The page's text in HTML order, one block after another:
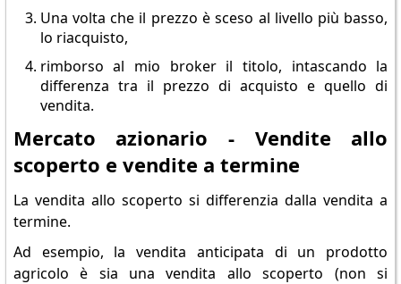
Una volta che il prezzo è sceso al livello più basso,
lo riacquisto,
rimborso al mio broker il titolo, intascando la
differenza tra il prezzo di acquisto e quello di
vendita.
Mercato azionario - Vendite allo
scoperto e vendite a termine
La vendita allo scoperto si differenzia dalla vendita a
termine.
Ad esempio, la vendita anticipata di un prodotto
agricolo è sia una vendita allo scoperto (non si